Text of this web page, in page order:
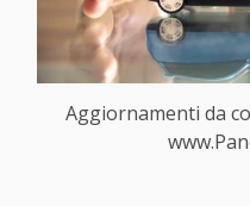
Aggiornamenti da